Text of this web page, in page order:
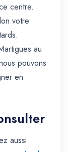
centre.
votre
au
pouvons
en
aussi